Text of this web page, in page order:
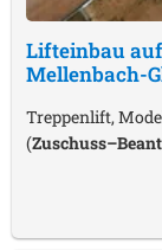
Lifteinbau
Mellenbach-
Treppenlift,
(